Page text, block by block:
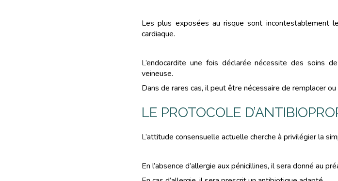
Les plus exposées au risque sont incontestablement
cardiaque.
L’endocardite une fois déclarée nécessite des soins
veineuse.
Dans de rares cas, il peut être nécessaire de remplacer
LE PROTOCOLE
L’attitude consensuelle actuelle cherche à privilégier la
En l’absence d’allergie aux pénicillines, il sera donné au